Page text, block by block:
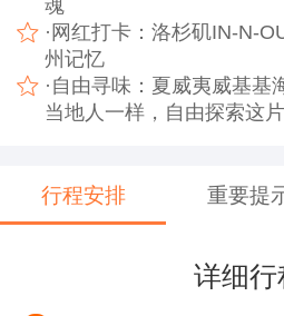
魂
·网红打卡：洛杉矶IN-N-
州记忆
·自由寻味：夏威夷威基基
当地人一样，自由探索这
行程安排 重要提
详细行